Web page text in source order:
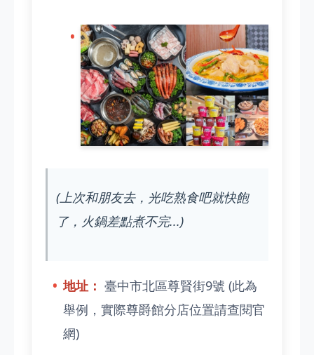
(上次和朋友去，光吃熟食吧就快飽
了，火鍋差點煮不完...)
地址： 臺中市北區尊賢街9號 (此為
舉例，實際尊爵館分店位置請查閱官
網)